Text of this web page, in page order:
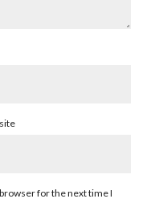
for the next time I